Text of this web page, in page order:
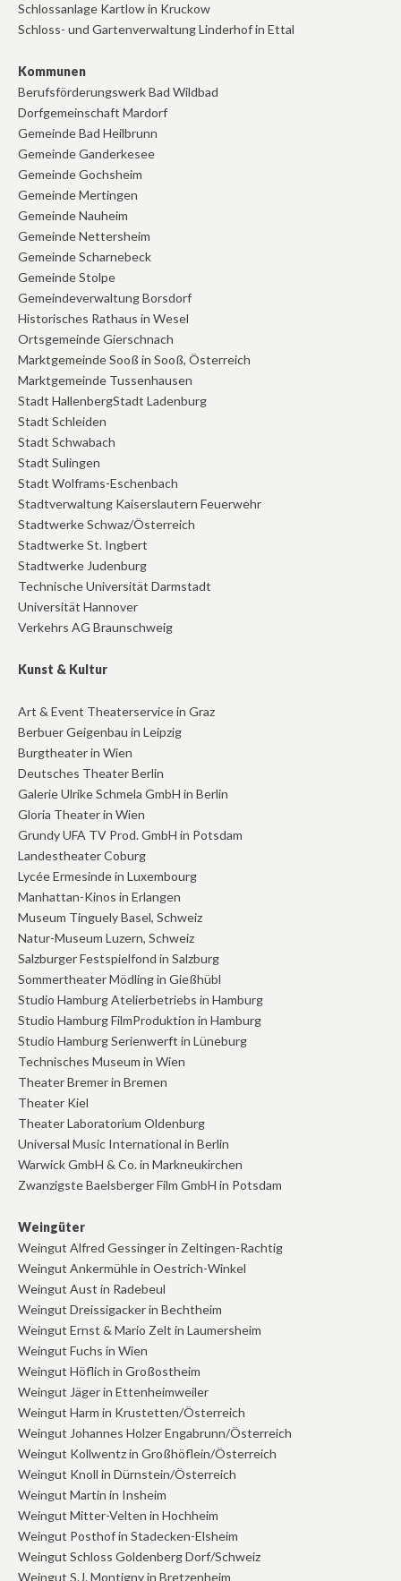
Schlossanlage Kartlow in Kruckow
Schloss- und Gartenverwaltung Linderhof in Ettal
Kommunen
Berufsförderungswerk Bad Wildbad
Dorfgemeinschaft Mardorf
Gemeinde Bad Heilbrunn
Gemeinde Ganderkesee
Gemeinde Gochsheim
Gemeinde Mertingen
Gemeinde Nauheim
Gemeinde Nettersheim
Gemeinde Scharnebeck
Gemeinde Stolpe
Gemeindeverwaltung Borsdorf
Historisches Rathaus in Wesel
Ortsgemeinde Gierschnach
Marktgemeinde Sooß in Sooß, Österreich
Marktgemeinde Tussenhausen
Stadt HallenbergStadt Ladenburg
Stadt Schleiden
Stadt Schwabach
Stadt Sulingen
Stadt Wolframs-Eschenbach
Stadtverwaltung Kaiserslautern Feuerwehr
Stadtwerke Schwaz/Österreich
Stadtwerke St. Ingbert
Stadtwerke Judenburg
Technische Universität Darmstadt
Universität Hannover
Verkehrs AG Braunschweig
Kunst & Kultur
Art & Event Theaterservice in Graz
Berbuer Geigenbau in Leipzig
Burgtheater in Wien
Deutsches Theater Berlin
Galerie Ulrike Schmela GmbH in Berlin
Gloria Theater in Wien
Grundy UFA TV Prod. GmbH in Potsdam
Landestheater Coburg
Lycée Ermesinde in Luxembourg
Manhattan-Kinos in Erlangen
Museum Tinguely Basel, Schweiz
Natur-Museum Luzern, Schweiz
Salzburger Festspielfond in Salzburg
Sommertheater Mödling in Gießhübl
Studio Hamburg Atelierbetriebs in Hamburg
Studio Hamburg FilmProduktion in Hamburg
Studio Hamburg Serienwerft in Lüneburg
Technisches Museum in Wien
Theater Bremer in Bremen
Theater Kiel
Theater Laboratorium Oldenburg
Universal Music International in Berlin
Warwick GmbH & Co. in Markneukirchen
Zwanzigste Baelsberger Film GmbH in Potsdam
Weingüter
Weingut Alfred Gessinger in Zeltingen-Rachtig
Weingut Ankermühle in Oestrich-Winkel
Weingut Aust in Radebeul
Weingut Dreissigacker in Bechtheim
Weingut Ernst & Mario Zelt in Laumersheim
Weingut Fuchs in Wien
Weingut Höflich in Großostheim
Weingut Jäger in Ettenheimweiler
Weingut Harm in Krustetten/Österreich
Weingut Johannes Holzer Engabrunn/Österreich
Weingut Kollwentz in Großhöflein/Österreich
Weingut Knoll in Dürnstein/Österreich
Weingut Martin in Insheim
Weingut Mitter-Velten in Hochheim
Weingut Posthof in Stadecken-Elsheim
Weingut Schloss Goldenberg Dorf/Schweiz
Weingut S.J. Montigny in Bretzenheim